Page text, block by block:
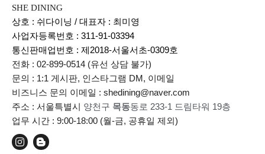
SHE DINING
상호 : 쉬다이닝 / 대표자 : 최미영
사업자등록번호 : 311-91-03394
통신판매업번호 : 제2018-서울서초-0309호
전화 : 02-899-0514 (유선 상담 불가)
문의 : 1:1 게시판, 인스타그램 DM, 이메일
비즈니스 문의 이메일 : shedining@naver.com
주소 : 서울특별시 양천구 목동동로 233-1 드림타워 19층
업무 시간 : 9:00-18:00 (월-금, 공휴일 제외)